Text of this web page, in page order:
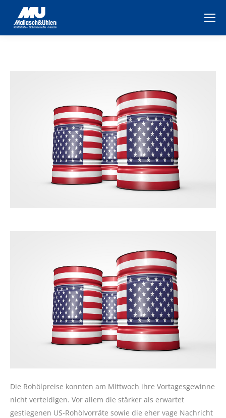
Die Rohölpreise konnten am Mittwoch ihre Vortagesgewinne
nicht verteidigen. Vor allem die stärker als erwartet
gestiegenen US-Rohölvorräte sowie die eher vage Nachricht